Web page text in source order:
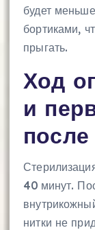
будет
бортиками,
прыгать.
Ход
и
после
40 минут.
нитки не